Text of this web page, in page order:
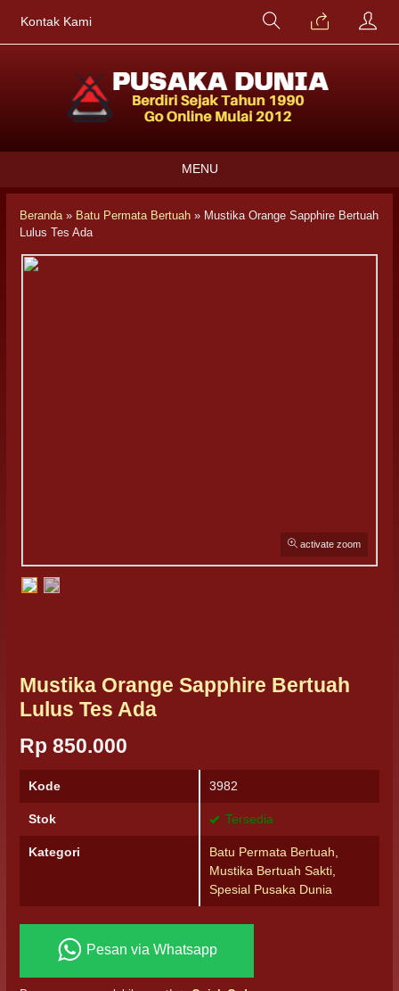
Kontak Kami
MENU
Beranda» Batu Permata Bertuah » Mustika Orange Sapphire Bertuah
Lulus Tes Ada
activate zoom
Mustika Orange Sapphire Bertuah
Lulus Tes Ada
Rp 850.000
Kode 3982
Stok Tersedia
Kategori Batu Permata Bertuah
Mustika Bertuah Sakti
Spesial Pusaka Dunia
Pesan via Whatsapp